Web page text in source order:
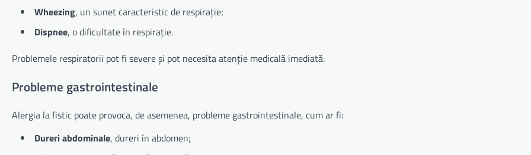
Wheezing, un sunet caracteristic de respirație;
Dispnee, o dificultate în respirație.
Problemele respiratorii pot fi severe și pot necesita atenție medicală imediată.
Probleme gastrointestinale
Alergia la fistic poate provoca, de asemenea, probleme gastrointestinale, cum ar fi:
Dureri abdominale, dureri în abdomen;